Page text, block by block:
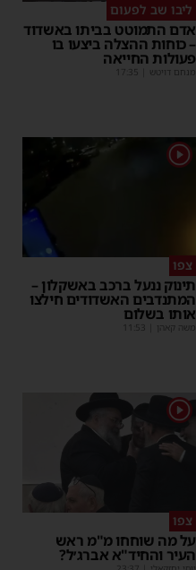
ליבו שב לפעום
אדם התמוטט בביתו באשדוד
– כוחות ההצלה ביצעו בו
פעולות החייאה
מנחם דויטש 17:35
1
צפו
תינוק ננעל ברכב באשקלון –
המתנדבים האשדודים חילצו
אותו בשלום
משה קאהן 11:53
1
צפו
על מה שוחחו מ"מ ראש
העיר והחיד"א אברג׳ל?